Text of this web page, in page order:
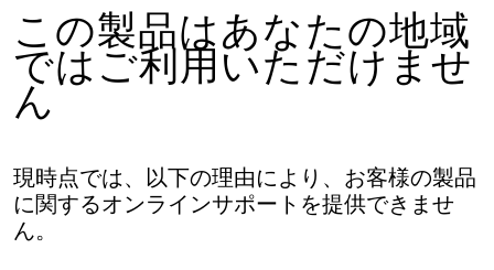
この製品はあなたの地域
ではご利用いただけませ
ん
現時点では、以下の理由により、お客様の製品
に関するオンラインサポートを提供できませ
ん。